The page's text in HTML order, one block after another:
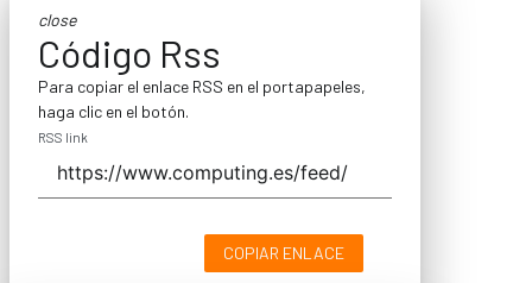
close
Código Rss
Para copiar el enlace RSS en el portapapeles,
haga clic en el botón.
RSS link
COPIAR ENLACE